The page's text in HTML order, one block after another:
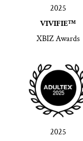
2025
VIVIFIE™
XBIZ Awards
2025